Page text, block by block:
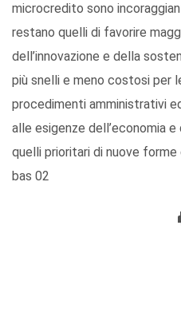
microcredito sono
restano quelli di favorire
dell’innovazione e della
più snelli e meno costosi per
procedimenti amministrativi
alle esigenze dell’economia
quelli prioritari di nuove
bas 02